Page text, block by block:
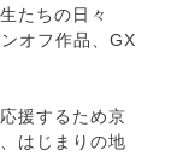
たちの日々
オフ作品、GX
援するため京
はじまりの地